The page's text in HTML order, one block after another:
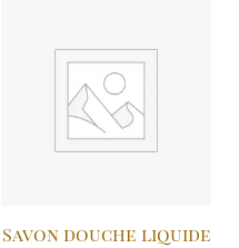
Savon douche liquide